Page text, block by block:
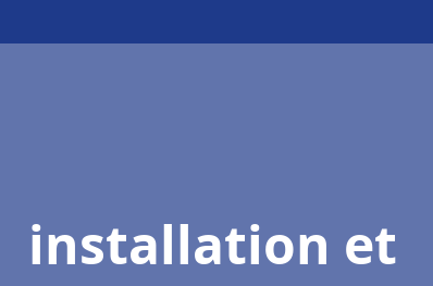
installation et